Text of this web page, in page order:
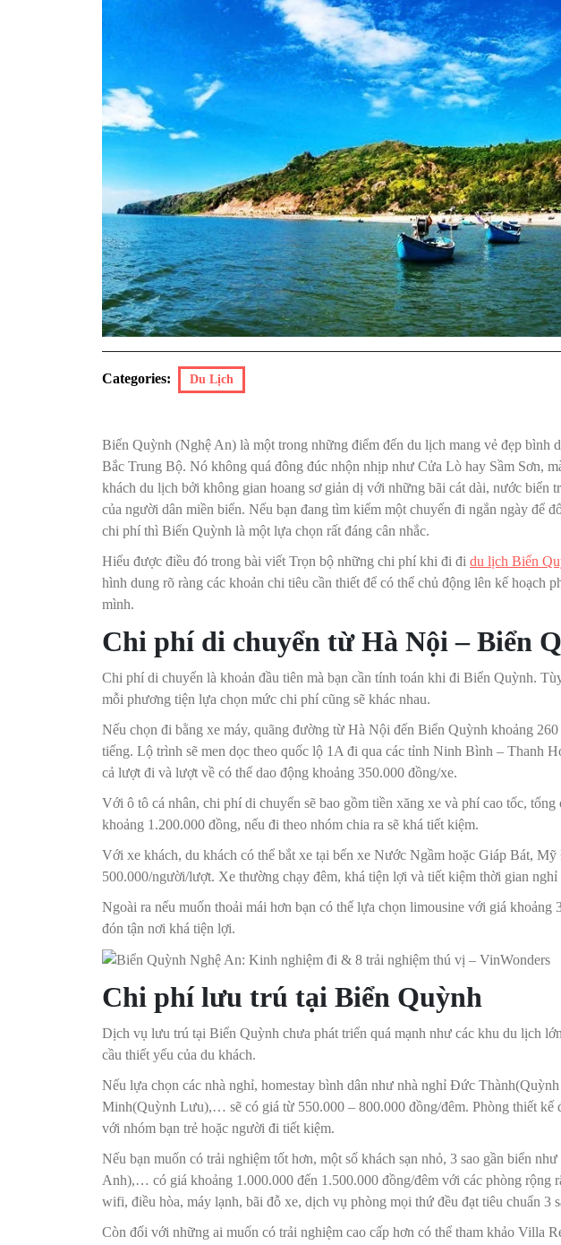
Categories: Du Lịch
Biển Quỳnh (Nghệ An) là một trong những điểm đến du lịch mang vẻ đẹp bình
Bắc Trung Bộ. Nó không quá đông đúc nhộn nhịp như Cửa Lò hay Sầm Sơn,
khách du lịch bởi không gian hoang sơ giản dị với những bãi cát dài, nước biển
của người dân miền biển. Nếu bạn đang tìm kiếm một chuyến đi ngắn ngày để
chi phí thì Biển Quỳnh là một lựa chọn rất đáng cân nhắc.
Hiểu được điều đó trong bài viết Trọn bộ những chi phí khi đi đi du lịch Biển
hình dung rõ ràng các khoản chi tiêu cần thiết để có thể chủ động lên kế hoạch
mình.
Chi phí di chuyển từ Hà Nội – Biển
Chi phí di chuyển là khoản đầu tiên mà bạn cần tính toán khi đi Biển Quỳnh.
mỗi phương tiện lựa chọn mức chi phí cũng sẽ khác nhau.
Nếu chọn đi bằng xe máy, quãng đường từ Hà Nội đến Biển Quỳnh khoảng
tiếng. Lộ trình sẽ men dọc theo quốc lộ 1A đi qua các tỉnh Ninh Bình – Thanh
cả lượt đi và lượt về có thể dao động khoảng 350.000 đồng/xe.
Với ô tô cá nhân, chi phí di chuyển sẽ bao gồm tiền xăng xe và phí cao tốc,
khoảng 1.200.000 đồng, nếu đi theo nhóm chia ra sẽ khá tiết kiệm.
Với xe khách, du khách có thể bắt xe tại bến xe Nước Ngầm hoặc Giáp Bát,
500.000/người/lượt. Xe thường chạy đêm, khá tiện lợi và tiết kiệm thời gian nghỉ
Ngoài ra nếu muốn thoải mái hơn bạn có thể lựa chọn limousine với giá khoảng
đón tận nơi khá tiện lợi.
Chi phí lưu trú tại Biển Quỳnh
Dịch vụ lưu trú tại Biển Quỳnh chưa phát triển quá mạnh như các khu du lịch
cầu thiết yếu của du khách.
Nếu lựa chọn các nhà nghỉ, homestay bình dân như nhà nghỉ Đức
Minh(Quỳnh Lưu),… sẽ có giá từ 550.000 – 800.000 đồng/đêm. Phòng thiết kế
với nhóm bạn trẻ hoặc người đi tiết kiệm.
Nếu bạn muốn có trải nghiệm tốt hơn, một số khách sạn nhỏ, 3 sao gần biển
Anh),… có giá khoảng 1.000.000 đến 1.500.000 đồng/đêm với các phòng rộng
wifi, điều hòa, máy lạnh, bãi đỗ xe, dịch vụ phòng mọi thứ đều đạt tiêu chuẩn 3
Còn đối với những ai muốn có trải nghiệm cao cấp hơn có thể tham khảo Villa